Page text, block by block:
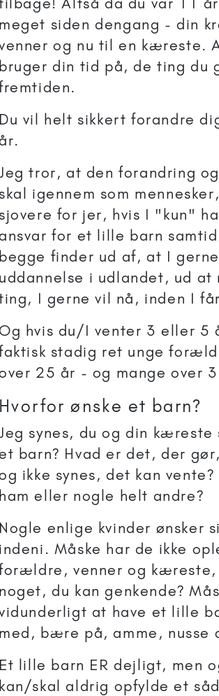
meget siden dengang - din
og nu til en kæreste.
bruger din tid på, de ting du
Du vil helt sikkert forandre
tror, at den forandring
skal igennem som
sjovere for jer, hvis I "kun"
for et lille barn
begge finder ud af, at I
uddannelse i udlandet, ud
I gerne vil nå, inden I
Og hvis du/I venter 3 eller 5
stadig ret unge
25 år - og mange over
Hvorfor ønske et barn?
synes, du og din
barn? Hvad er det, der
ikke synes, det kan
ham eller nogle helt andre?
Nogle enlige kvinder ønsker
indeni. Måske har de ikke
venner og kæreste,
noget, du kan genkende?
at have et lille
med, bære på, amme, nusse
Et lille barn ER dejligt, men
kan/skal aldrig opfylde et